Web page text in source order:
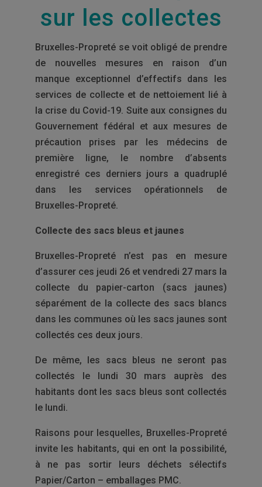
sur les collectes
Bruxelles-Propreté se voit obligé de prendre
de nouvelles mesures en raison d’un
manque exceptionnel d’effectifs dans les
services de collecte et de nettoiement lié à
la crise du Covid-19. Suite aux consignes du
Gouvernement fédéral et aux mesures de
précaution prises par les médecins de
première ligne, le nombre d’absents
enregistré ces derniers jours a quadruplé
dans les services opérationnels de
Bruxelles-Propreté.
Collecte des sacs bleus et jaunes
Bruxelles-Propreté n’est pas en mesure
d’assurer ces jeudi 26 et vendredi 27 mars la
collecte du papier-carton (sacs jaunes)
séparément de la collecte des sacs blancs
dans les communes où les sacs jaunes sont
collectés ces deux jours.
De même, les sacs bleus ne seront pas
collectés le lundi 30 mars auprès des
habitants dont les sacs bleus sont collectés
le lundi.
Raisons pour lesquelles, Bruxelles-Propreté
invite les habitants, qui en ont la possibilité,
à ne pas sortir leurs déchets sélectifs
Papier/Carton – emballages PMC.